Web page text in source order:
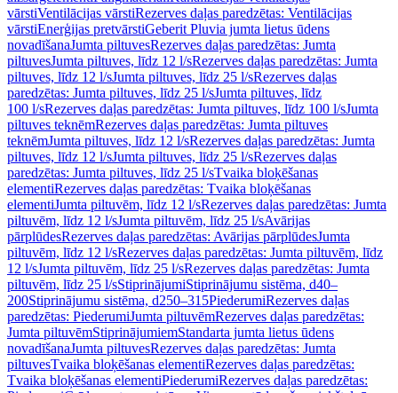
vārstiVentilācijas vārstiRezerves daļas paredzētas: Ventilācijas
vārstiEnerģijas pretvārstiGeberit Pluvia jumta lietus ūdens
novadīšanaJumta piltuvesRezerves daļas paredzētas: Jumta
piltuvesJumta piltuves, līdz 12 l/sRezerves daļas paredzētas: Jumta
piltuves, līdz 12 l/sJumta piltuves, līdz 25 l/sRezerves daļas
paredzētas: Jumta piltuves, līdz 25 l/sJumta piltuves, līdz
100 l/sRezerves daļas paredzētas: Jumta piltuves, līdz 100 l/sJumta
piltuves teknēmRezerves daļas paredzētas: Jumta piltuves
teknēmJumta piltuves, līdz 12 l/sRezerves daļas paredzētas: Jumta
piltuves, līdz 12 l/sJumta piltuves, līdz 25 l/sRezerves daļas
paredzētas: Jumta piltuves, līdz 25 l/sTvaika bloķēšanas
elementiRezerves daļas paredzētas: Tvaika bloķēšanas
elementiJumta piltuvēm, līdz 12 l/sRezerves daļas paredzētas: Jumta
piltuvēm, līdz 12 l/sJumta piltuvēm, līdz 25 l/sAvārijas
pārplūdesRezerves daļas paredzētas: Avārijas pārplūdesJumta
piltuvēm, līdz 12 l/sRezerves daļas paredzētas: Jumta piltuvēm, līdz
12 l/sJumta piltuvēm, līdz 25 l/sRezerves daļas paredzētas: Jumta
piltuvēm, līdz 25 l/sStiprinājumiStiprinājumu sistēma, d40–
200Stiprinājumu sistēma, d250–315PiederumiRezerves daļas
paredzētas: PiederumiJumta piltuvēmRezerves daļas paredzētas:
Jumta piltuvēmStiprinājumiemStandarta jumta lietus ūdens
novadīšanaJumta piltuvesRezerves daļas paredzētas: Jumta
piltuvesTvaika bloķēšanas elementiRezerves daļas paredzētas:
Tvaika bloķēšanas elementiPiederumiRezerves daļas paredzētas: